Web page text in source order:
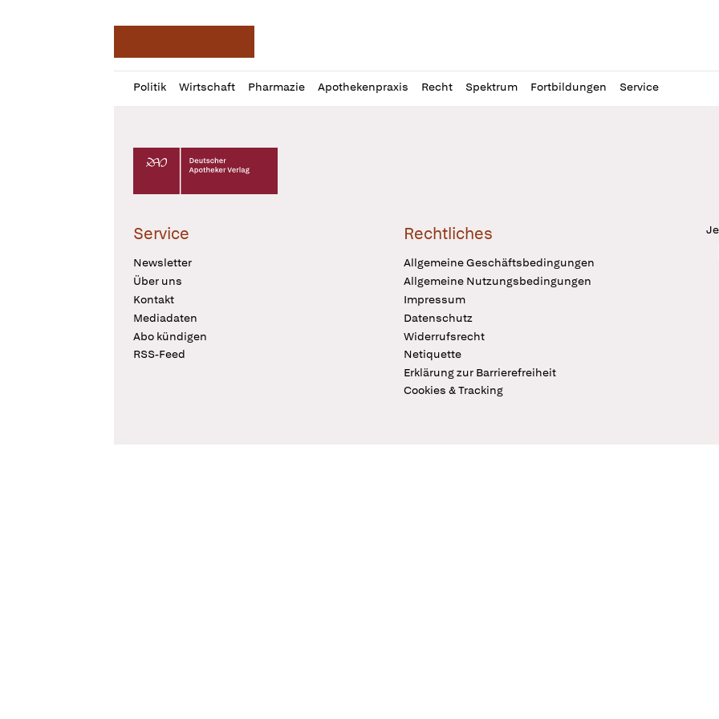
Politik Wirtschaft Pharmazie Apothekenpraxis Recht Spektrum Fortbildungen Service
Profil
öffnen
Daz
Pur
Deutscher Apotheker Verlag Logo
Service
Newsletter
Über uns
Kontakt
Mediadaten
Abo kündigen
RSS-Feed
Rechtliches
Allgemeine Geschäftsbedingungen
Allgemeine Nutzungsbedingungen
Impressum
Datenschutz
Widerrufsrecht
Netiquette
Erklärung zur Barrierefreiheit
Cookies & Tracking